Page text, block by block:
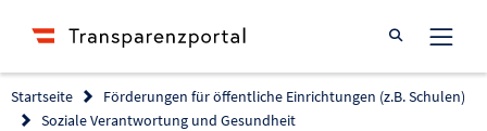
Suche öffnen
Startseite
Förderungen für öffentliche Einrichtungen (z.B. Schulen)
Soziale Verantwortung und Gesundheit